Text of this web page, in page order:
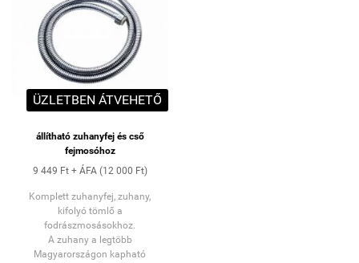
ÜZLETBEN ÁTVEHETŐ
állítható zuhanyfej és cső
fejmosóhoz
9 449 Ft + ÁFA (12 000 Ft)
Komplett zuhanyfej, zuhany,
kifolyó tömlő a
fodrászmosásokhoz.
A zuhany a legtöbb
Magyarországon kapható